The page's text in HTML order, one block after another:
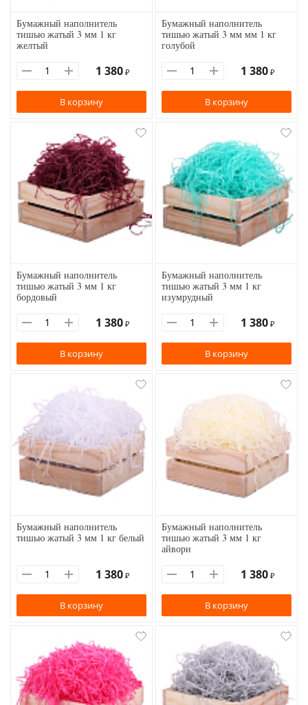
Бумажный наполнитель
тишью жатый 3 мм 1 кг
желтый
1 380 ₽
В корзину
Бумажный наполнитель
тишью жатый 3 мм мм 1 кг
голубой
1 380 ₽
В корзину
Бумажный наполнитель
тишью жатый 3 мм 1 кг
бордовый
1 380 ₽
В корзину
Бумажный наполнитель
тишью жатый 3 мм 1 кг
изумрудный
1 380 ₽
В корзину
Бумажный наполнитель
тишью жатый 3 мм 1 кг белый
1 380 ₽
В корзину
Бумажный наполнитель
тишью жатый 3 мм 1 кг
айвори
1 380 ₽
В корзину